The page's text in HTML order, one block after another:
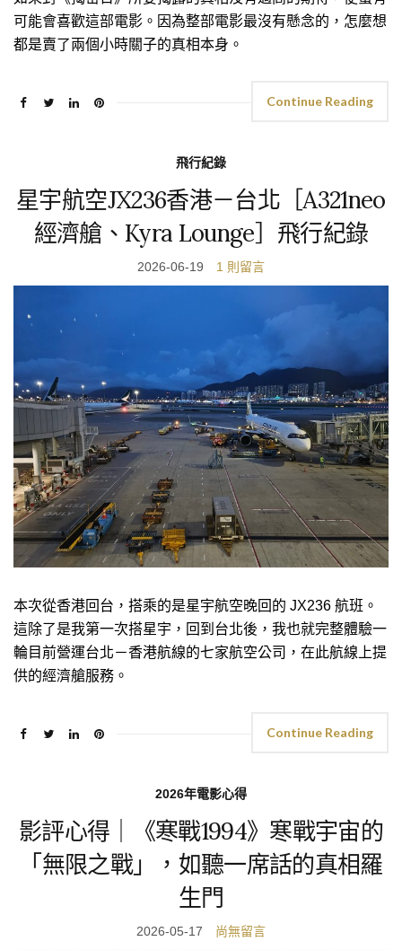
如果對《揭密日》所要揭露的真相沒有過高的期待，便蠻有
可能會喜歡這部電影。因為整部電影最沒有懸念的，怎麼想
都是賣了兩個小時關子的真相本身。
Continue Reading
飛行紀錄
星宇航空JX236香港－台北［A321neo
經濟艙、Kyra Lounge］飛行紀錄
1 則留言
本次從香港回台，搭乘的是星宇航空晚回的 JX236 航班。
這除了是我第一次搭星宇，回到台北後，我也就完整體驗一
輪目前營運台北－香港航線的七家航空公司，在此航線上提
供的經濟艙服務。
Continue Reading
2026年電影心得
影評心得｜《寒戰1994》寒戰宇宙的
「無限之戰」，如聽一席話的真相羅
生門
尚無留言